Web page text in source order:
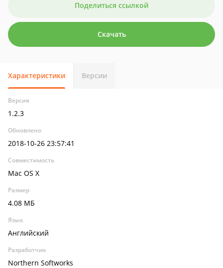
Поделиться ссылкой
Скачать
Характеристики Версии
Версия
1.2.3
Обновлено
2018-10-26 23:57:41
Совместимость
Mac OS X
Размер
4.08 МБ
Язык
Английский
Разработчик
Northern Softworks